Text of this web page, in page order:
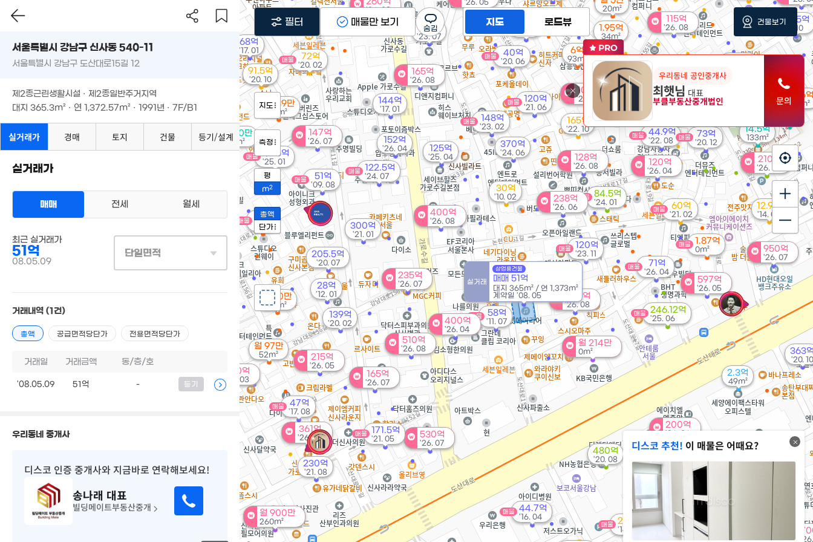
210억
'26. 08
510억
'26. 08
'26. 08
400억
'26. 08
1.87억
0m²
매물
100억
'26. 08
115억
'26. 08
60억
'21. 02
매물
148억
'23. 02
매물
200억
'26. 08
1.7억
55m²
매물
84.5억
'24. 01
매물
115억
'26. 08
128억
'26. 08
27.5억
'11. 10
매물
165억
'26. 08
44.9억
'22. 08
매물
40억
'20. 06
매물
49.5억
'25. 01
매물
530억
'26. 07
246.12억
'25. 06
매물
51억
'09. 08
매물
20m²
147억
'26. 07
165억
'26. 07
950억
'26. 07
235억
'26. 07
120억
'21. 06
매물
370억
200억
'26. 06
20.4억
'14. 01
매물
76억
44.7억
'16. 04
매물
238억
'26. 06
122.5억
'24. 07
매물
361억
'26. 06
월 214만
0m²
171.5억
'21. 05
매물
월 139만
61m²
597억
'26. 05
'11. 02
매물
'26. 05
215억
'26. 05
58억
'11. 07
매물
6억
93m²
72억
'20. 02
매물
월 90만
26m²
2.3억
49m²
73억
'20. 12
매물
71억
'26. 04
매물
120억
'26. 04
400억
'26. 04
152억
'26. 04
200억
'26. 03
120억
'23. 11
매물
47억
'17. 08
매물
월 95만
24m²
월 900만
260m²
125억
'25. 04
월 210만
74m² 370억
'24. 06
1.95억
34m²
122억
'23. 07
165억
'22. 10
230억
'21. 08
300억
'21. 01
363
'20. 10
91.5억
'20. 10
480억
'20. 08
14.5억
133m²
205.5억
'20. 07
139억
'20. 02
5.56억
96m²
월 97만
52m²
68억
'17. 01
144억
'17. 01
57.5억
'14. 06
12.9억
'14. 05
28억
'12. 01
30억
'10. 02
실거래
상업용건물
매매 51억
대지 365m² / 연 1,373m²
계약일 '08. 05
디스코 추천! 이 매물은 어때요?
우리동네 공인중개사
최햇님 대표
부클부동산중개법인
지도 로드뷰
지도
측정
평
m2
총액
단가
필터 매물만 보기 건물보기
서울특별시 강남구 신사동 540-11
서울특별시 강남구 도산대로15길 12
제2종근린생활시설 · 제2종일반주거지역
대지 365.3m² · 연 1,372.57m² · 1991년 · 7F/B1
실거래가 경매 토지 건물 등기/설계
실거래가
매매 전세 월세
최근 실거래가
51억
08.05.09
단일면적
거래내역 (1건)
총액 공급면적당단가 전용면적당단가
거래일 거래금액 동/층/호
'08.05.09 51억 - 등기
우리동네 중개사
디스코 인증 중개사와 지금바로 연락해보세요!
송나래 대표
빌딩메이트부동산중개